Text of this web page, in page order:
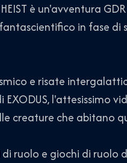
è un'avventura
in fase di
e risate
l'attesissimo
creature che abitano
ruolo e giochi di ruolo